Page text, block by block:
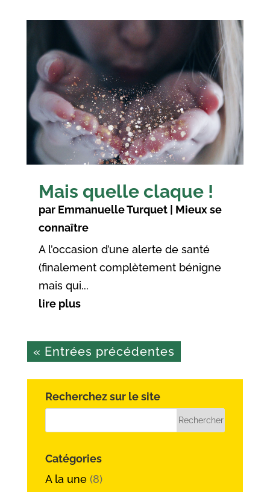
Mais quelle claque !
par Emmanuelle Turquet| Mieux se
connaître
A l’occasion d’une alerte de santé
(finalement complètement bénigne
mais qui...
lire plus
« Entrées précédentes
Recherchez sur le site
Catégories
A la une(8)